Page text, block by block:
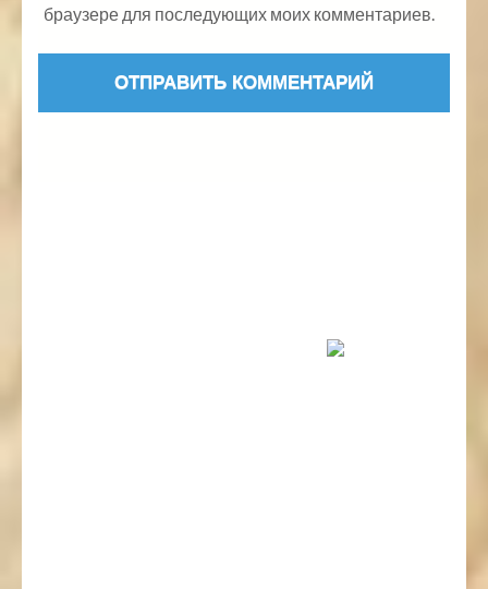
браузере для последующих моих комментариев.